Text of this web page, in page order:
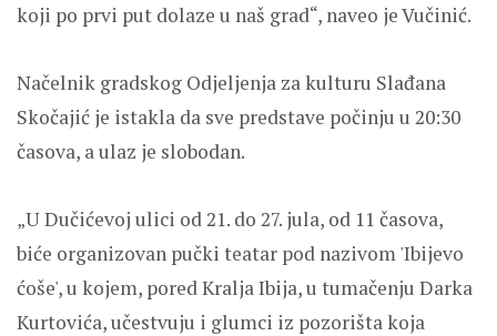
koji po prvi put dolaze u naš grad“, naveo je Vučinić.
Načelnik gradskog Odjeljenja za kulturu Slađana
Skočajić je istakla da sve predstave počinju u 20:30
časova, a ulaz je slobodan.
„U Dučićevoj ulici od 21. do 27. jula, od 11 časova,
biće organizovan pučki teatar pod nazivom 'Ibijevo
ćoše', u kojem, pored Kralja Ibija, u tumačenju Darka
Kurtovića, učestvuju i glumci iz pozorišta koja